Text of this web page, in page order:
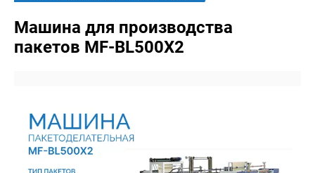
Машина для производства
пакетов MF-BL500X2